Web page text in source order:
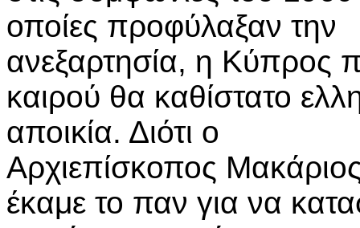
οποίες προφύλαξαν την
ανεξαρτησία, η Κύπρος
καιρού θα καθίστατο
αποικία. Διότι ο
Αρχιεπίσκοπος
έκαμε το παν για να